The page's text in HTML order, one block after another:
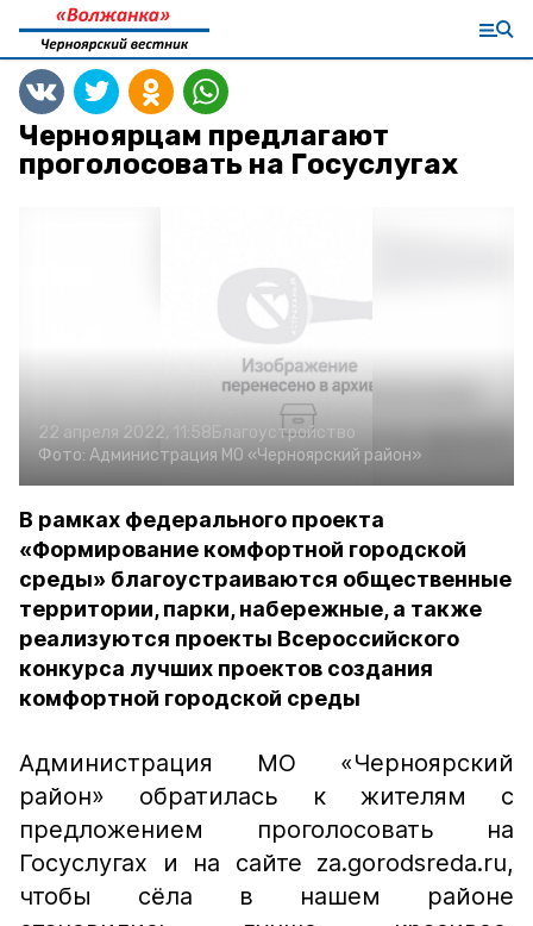
Черноярцам предлагают
проголосовать на Госуслугах
22 апреля 2022, 11:58Благоустройство
Фото: Администрация МО «Черноярский район»
В рамках федерального проекта
«Формирование комфортной городской
среды» благоустраиваются общественные
территории, парки, набережные, а также
реализуются проекты Всероссийского
конкурса лучших проектов создания
комфортной городской среды
Администрация МО «Черноярский
район» обратилась к жителям с
предложением проголосовать на
Госуслугах и на сайте za.gorodsreda.ru,
чтобы сёла в нашем районе